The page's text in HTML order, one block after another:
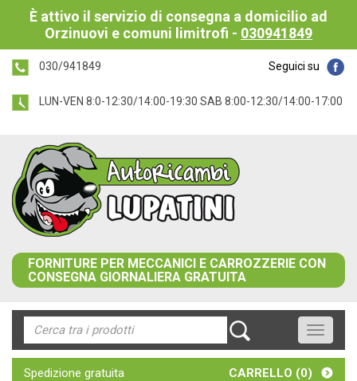
È attivo il servizio di consegna a domicilio ad
Orzinuovi e comuni limitrofi - 030941849
Seguici su
030/941849
LUN-VEN 8:0-12:30/14:00-19:30 SAB 8:00-12:30/14:00-17:00
FORNITURE PER MECCANICI E CARROZZERIE CON
CONSEGNA GIORNALIERA GRATUITA
Toggle
Spedizione gratuita CARRELLO (0)